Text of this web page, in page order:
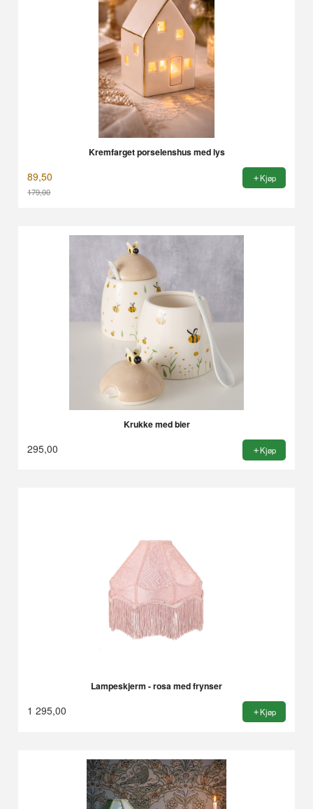
Kremfarget porselenshus med lys
89,50
179,00
Kjøp
Krukke med bier
295,00 Kjøp
Lampeskjerm - rosa med frynser
1 295,00 Kjøp